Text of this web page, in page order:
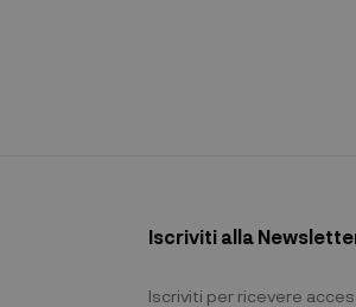
Iscriviti alla
Iscriviti per ricevere